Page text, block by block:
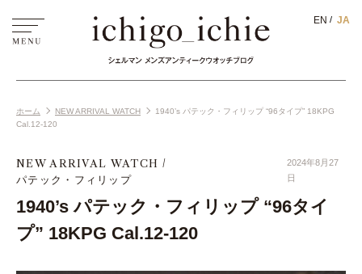
ホーム NEW ARRIVAL WATCH
1940’s パテック・フィリップ “96タイプ” 18KPG
Cal.12-120
NEW ARRIVAL WATCH
パテック・フィリップ
2024年8月27
日
1940’s パテック・フィリップ “96タイ
プ” 18KPG Cal.12-120
EN JA